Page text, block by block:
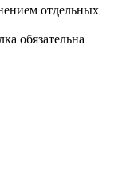
отдельных
обязательна